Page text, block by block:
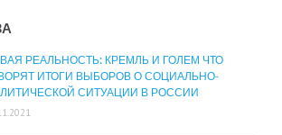
РЕАЛЬНОСТЬ: КРЕМЛЬ И ГОЛЕМ ЧТО
ИТОГИ ВЫБОРОВ О СОЦИАЛЬНО-
СИТУАЦИИ В РОССИИ